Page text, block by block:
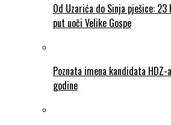
Od Uzarića do Sinja pješice:
put uoči Velike Gospe
Poznata imena kandidata
godine